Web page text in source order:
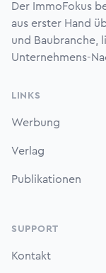
Der ImmoFokus
aus erster Hand
und Baubranche,
Unternehmens-
LINKS
Werbung
Verlag
Publikationen
SUPPORT
Kontakt